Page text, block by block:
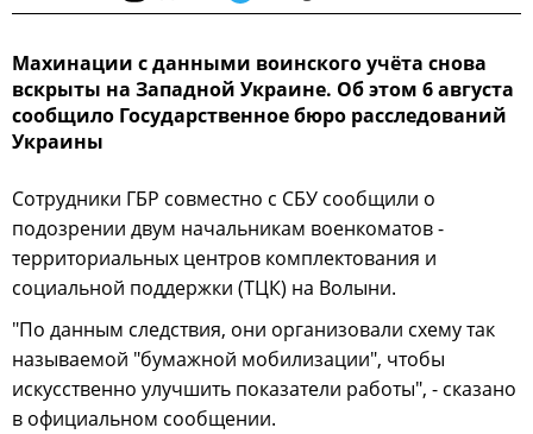
Махинации с данными воинского учёта снова
вскрыты на Западной Украине. Об этом 6 августа
сообщило Государственное бюро расследований
Украины
Сотрудники ГБР совместно с СБУ сообщили о
подозрении двум начальникам военкоматов -
территориальных центров комплектования и
социальной поддержки (ТЦК) на Волыни.
"По данным следствия, они организовали схему так
называемой "бумажной мобилизации", чтобы
искусственно улучшить показатели работы", - сказано
в официальном сообщении.